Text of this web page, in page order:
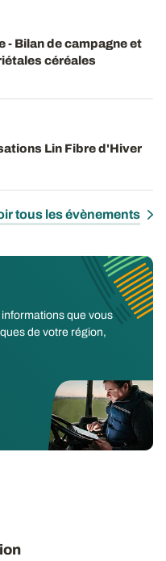
- Bilan de campagne et
céréales
Lin Fibre d'Hiver
tous les évènements
que vous
de votre région,